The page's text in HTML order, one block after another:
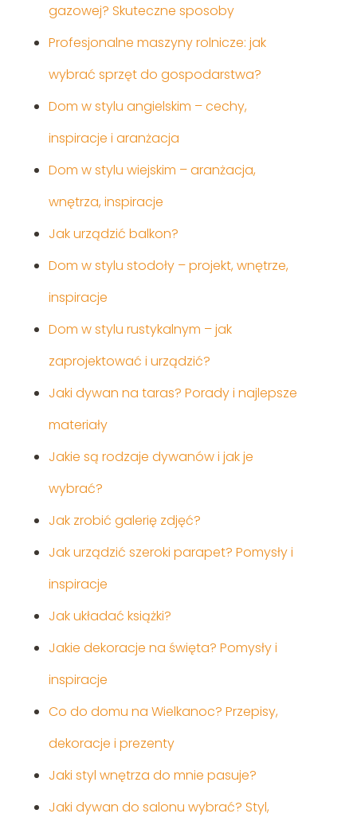
gazowej? Skuteczne sposoby
Profesjonalne maszyny rolnicze: jak
wybrać sprzęt do gospodarstwa?
Dom w stylu angielskim – cechy,
inspiracje i aranżacja
Dom w stylu wiejskim – aranżacja,
wnętrza, inspiracje
Jak urządzić balkon?
Dom w stylu stodoły – projekt, wnętrze,
inspiracje
Dom w stylu rustykalnym – jak
zaprojektować i urządzić?
Jaki dywan na taras? Porady i najlepsze
materiały
Jakie są rodzaje dywanów i jak je
wybrać?
Jak zrobić galerię zdjęć?
Jak urządzić szeroki parapet? Pomysły i
inspiracje
Jak układać książki?
Jakie dekoracje na święta? Pomysły i
inspiracje
Co do domu na Wielkanoc? Przepisy,
dekoracje i prezenty
Jaki styl wnętrza do mnie pasuje?
Jaki dywan do salonu wybrać? Styl,